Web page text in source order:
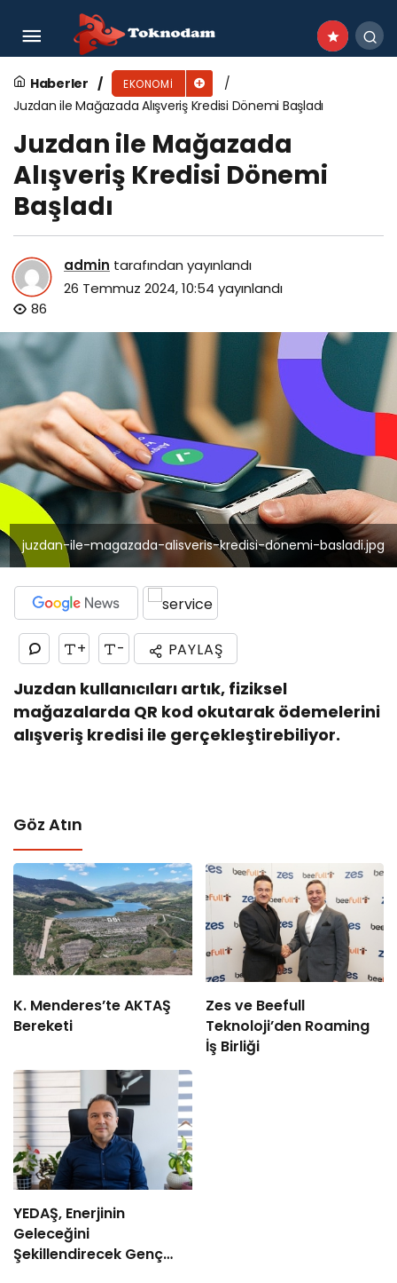
Haberler EKONOMI
Juzdan ile Mağazada Alışveriş Kredisi Dönemi Başladı
Juzdan ile Mağazada
Alışveriş Kredisi Dönemi
Başladı
admin tarafından yayınlandı
26 Temmuz 2024, 10:54 yayınlandı
86
juzdan-ile-magazada-alisveris-kredisi-donemi-basladi.jpg
+ - PAYLAŞ
Juzdan kullanıcıları artık, fiziksel
mağazalarda QR kod okutarak ödemelerini
alışveriş kredisi ile gerçekleştirebiliyor.
Göz Atın
K. Menderes’te AKTAŞ
Bereketi
Zes ve Beefull
Teknoloji’den Roaming
İş Birliği
YEDAŞ, Enerjinin
Geleceğini
Şekillendirecek Genç
Kuveyt Türk’ten dijital yenilik: Genel Kredi
Sözleşmeleri (GKS) artık dijital ortamda